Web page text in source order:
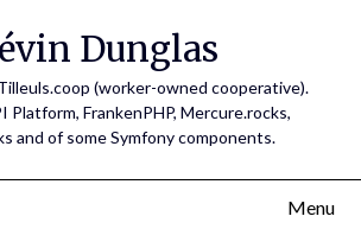
Dunglas
(worker-owned cooperative).
Platform, FrankenPHP, Mercure.rocks,
and of some Symfony components.
Menu